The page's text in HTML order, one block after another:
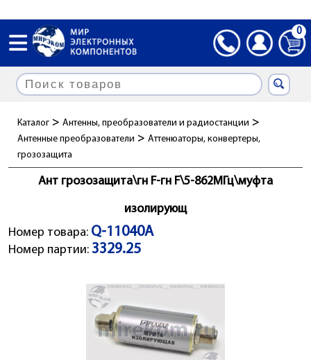
0
Каталог > Антенны, преобразователи и радиостанции >
Антенные преобразователи > Аттенюаторы, конвертеры,
грозозащита
Ант грозозащита\гн F-гн F\5-862МГц\муфта
изолирующ
Номер товара: Q-11040A
Номер партии: 3329.25